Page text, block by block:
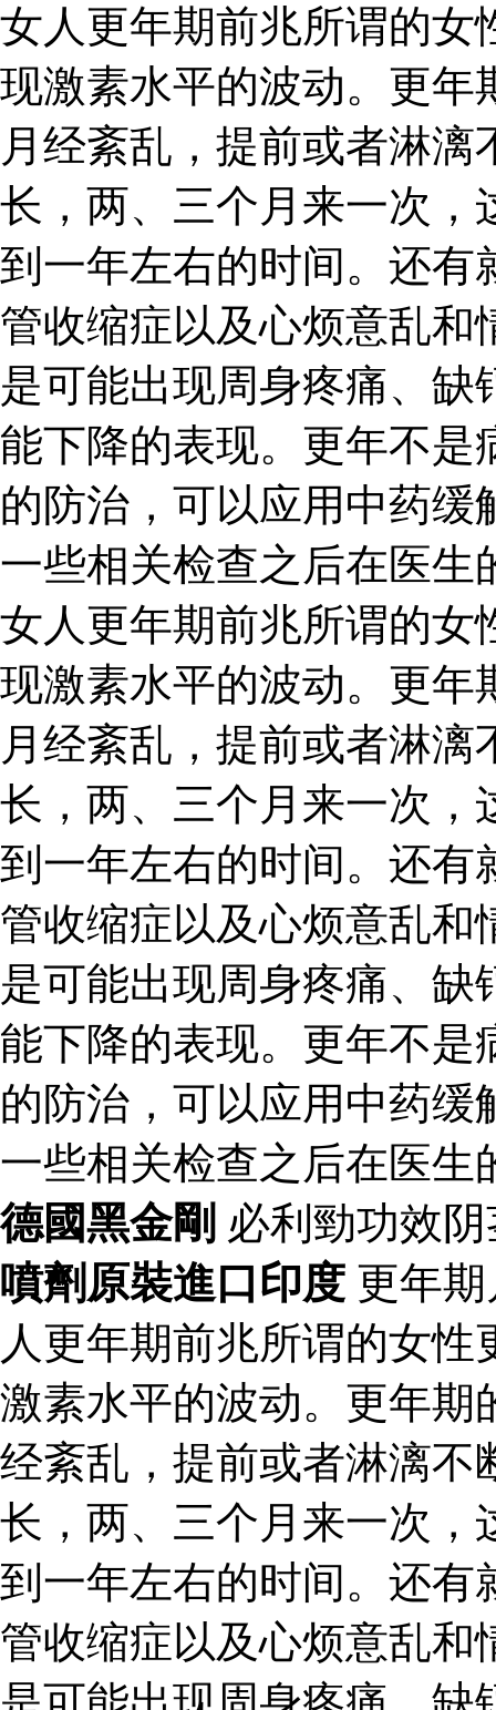
女人更年期前兆所谓的女
现激素水平的波动。更年
月经紊乱，提前或者淋
长，两、三个月来一次，
到一年左右的时间。还有
管收缩症以及心烦意乱和
是可能出现周身疼痛、
能下降的表现。更年不是
的防治，可以应用中药
一些相关检查之后在医生
女人更年期前兆所谓的女
现激素水平的波动。更年
月经紊乱，提前或者淋
长，两、三个月来一次，
到一年左右的时间。还有
管收缩症以及心烦意乱和
是可能出现周身疼痛、
能下降的表现。更年不是
的防治，可以应用中药
一些相关检查之后在医生
德國黑金剛 必利勁功效
噴劑原裝進口印度 更年
人更年期前兆所谓的女
激素水平的波动。更年期
经紊乱，提前或者淋漓不
长，两、三个月来一次，
到一年左右的时间。还有
管收缩症以及心烦意乱和